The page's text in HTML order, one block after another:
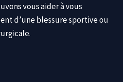
vous aider à vous
d’une blessure sportive ou